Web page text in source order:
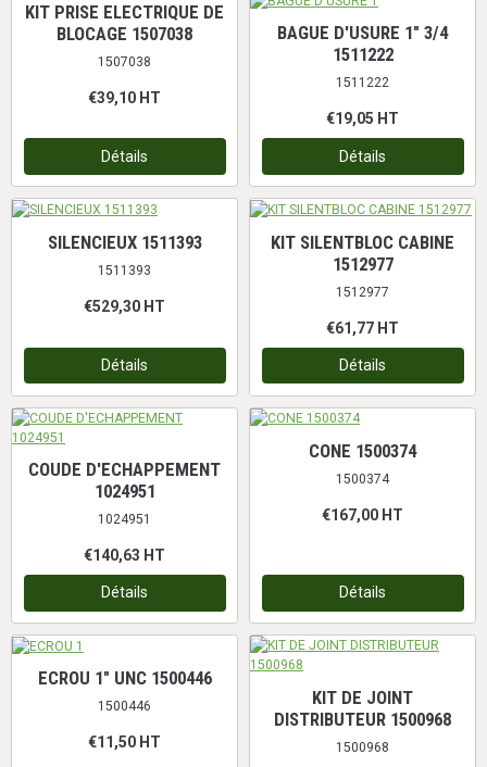
KIT PRISE ELECTRIQUE DE
BLOCAGE 1507038
1507038
€39,10 HT
Détails
BAGUE D'USURE 1" 3/4
1511222
1511222
€19,05 HT
Détails
SILENCIEUX 1511393
1511393
€529,30 HT
Détails
KIT SILENTBLOC CABINE
1512977
1512977
€61,77 HT
Détails
COUDE D'ECHAPPEMENT
1024951
1024951
€140,63 HT
Détails
CONE 1500374
1500374
€167,00 HT
Détails
ECROU 1" UNC 1500446
1500446
€11,50 HT
KIT DE JOINT
DISTRIBUTEUR 1500968
1500968